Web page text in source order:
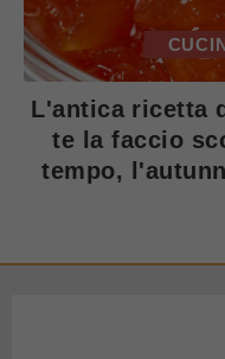
L'antica ricetta
te la faccio
tempo,